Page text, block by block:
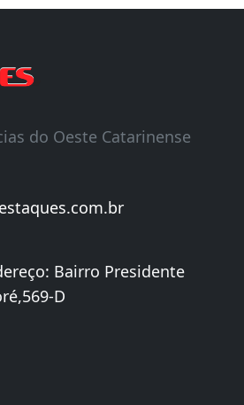
do Oeste Catarinense
Bairro Presidente
D